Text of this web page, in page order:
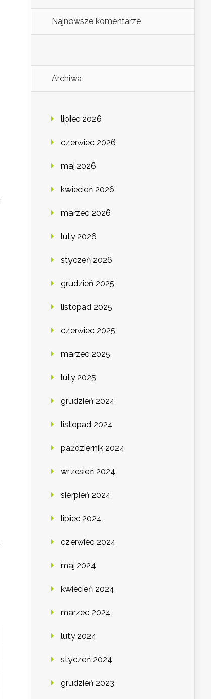
Najnowsze komentarze
Archiwa
lipiec 2026
czerwiec 2026
maj 2026
kwiecień 2026
marzec 2026
luty 2026
styczeń 2026
grudzień 2025
listopad 2025
czerwiec 2025
marzec 2025
luty 2025
grudzień 2024
listopad 2024
październik 2024
wrzesień 2024
sierpień 2024
lipiec 2024
czerwiec 2024
maj 2024
kwiecień 2024
marzec 2024
luty 2024
styczeń 2024
grudzień 2023